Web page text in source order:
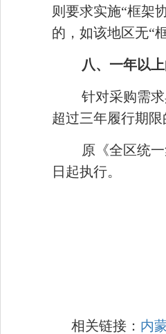
则要求实施“框架
的，如该地区无“
八、一年以
针对采购需
超过三年履行期
原《全区统
日起执行。
相关链接： 内